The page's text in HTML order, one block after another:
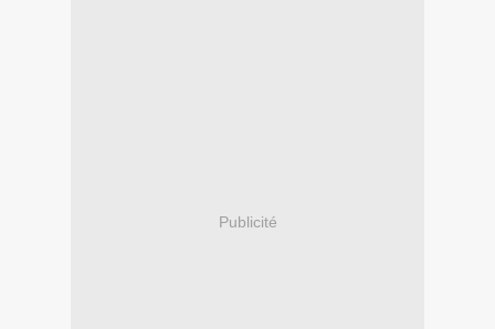
Publicité